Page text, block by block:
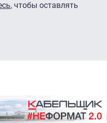
, чтобы оставлять